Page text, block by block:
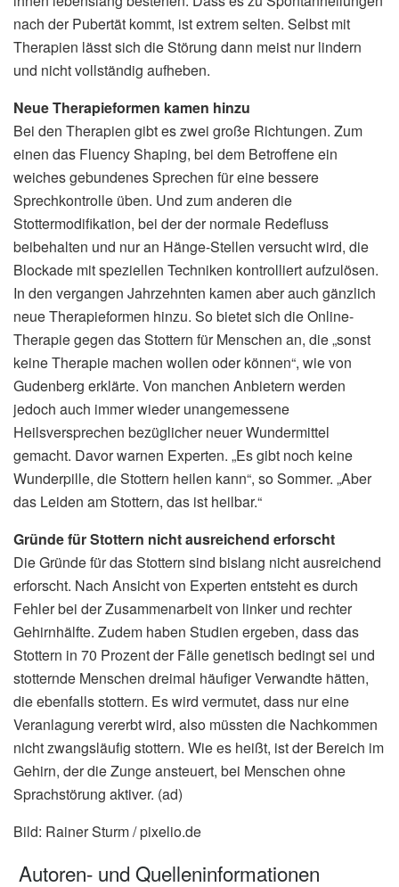
nach der Pubertät kommt, ist extrem selten. Selbst mit
Therapien lässt sich die Störung dann meist nur lindern
und nicht vollständig aufheben.
Neue Therapieformen kamen hinzu
Bei den Therapien gibt es zwei große Richtungen. Zum
einen das Fluency Shaping, bei dem Betroffene ein
weiches gebundenes Sprechen für eine bessere
Sprechkontrolle üben. Und zum anderen die
Stottermodifikation, bei der der normale Redefluss
beibehalten und nur an Hänge-Stellen versucht wird, die
Blockade mit speziellen Techniken kontrolliert aufzulösen.
In den vergangen Jahrzehnten kamen aber auch gänzlich
neue Therapieformen hinzu. So bietet sich die Online-
Therapie gegen das Stottern für Menschen an, die „sonst
keine Therapie machen wollen oder können“, wie von
Gudenberg erklärte. Von manchen Anbietern werden
jedoch auch immer wieder unangemessene
Heilsversprechen bezüglicher neuer Wundermittel
gemacht. Davor warnen Experten. „Es gibt noch keine
Wunderpille, die Stottern heilen kann“, so Sommer. „Aber
das Leiden am Stottern, das ist heilbar.“
Gründe für Stottern nicht ausreichend erforscht
Die Gründe für das Stottern sind bislang nicht ausreichend
erforscht. Nach Ansicht von Experten entsteht es durch
Fehler bei der Zusammenarbeit von linker und rechter
Gehirnhälfte. Zudem haben Studien ergeben, dass das
Stottern in 70 Prozent der Fälle genetisch bedingt sei und
stotternde Menschen dreimal häufiger Verwandte hätten,
die ebenfalls stottern. Es wird vermutet, dass nur eine
Veranlagung vererbt wird, also müssten die Nachkommen
nicht zwangsläufig stottern. Wie es heißt, ist der Bereich im
Gehirn, der die Zunge ansteuert, bei Menschen ohne
Sprachstörung aktiver. (ad)
Bild: Rainer Sturm / pixelio.de
Autoren- und Quelleninformationen